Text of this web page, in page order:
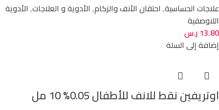
علاجات الحساسية, احتقان الأنف والزكام, الأدوية و العلاجات, الأدوية
اللاوصفية
13.80 ر.س
إضافة إلى السلة
اوتريفين نقط للانف للأطفال 0.05% 10 مل